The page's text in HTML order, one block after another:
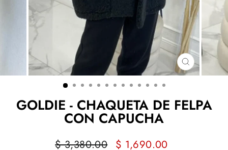
CERRAR
(ESC)
GOLDIE - CHAQUETA DE FELPA
CON CAPUCHA
Precio
$ 3,380.00
Precio
$ 1,690.00